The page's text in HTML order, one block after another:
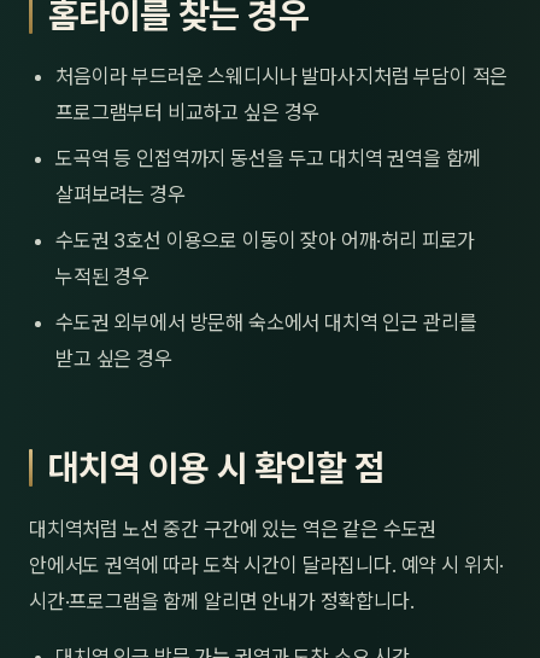
홈타이를 찾는 경우
처음이라 부드러운 스웨디시나 발마사지처럼 부담이 적은
프로그램부터 비교하고 싶은 경우
도곡역 등 인접역까지 동선을 두고 대치역 권역을 함께
살펴보려는 경우
수도권 3호선 이용으로 이동이 잦아 어깨·허리 피로가
누적된 경우
수도권 외부에서 방문해 숙소에서 대치역 인근 관리를
받고 싶은 경우
대치역 이용 시 확인할 점
대치역처럼 노선 중간 구간에 있는 역은 같은 수도권
안에서도 권역에 따라 도착 시간이 달라집니다. 예약 시 위치·
시간·프로그램을 함께 알리면 안내가 정확합니다.